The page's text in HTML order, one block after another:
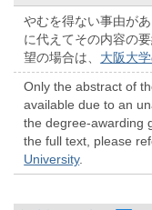
やむを得ない事由が
に代えてその内容の
望の場合は、 大阪大
Only the abstract of
available due to an
the degree-awarding
the full text, please
University.